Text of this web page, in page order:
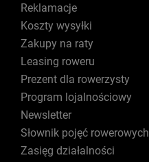
Reklamacje
Koszty wysyłki
Zakupy na raty
Leasing roweru
Prezent dla rowerzysty
Program lojalnościowy
Newsletter
Słownik pojęć rowerowych
Zasięg działalności